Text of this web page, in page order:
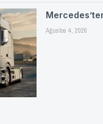
Ağustos 4, 2026